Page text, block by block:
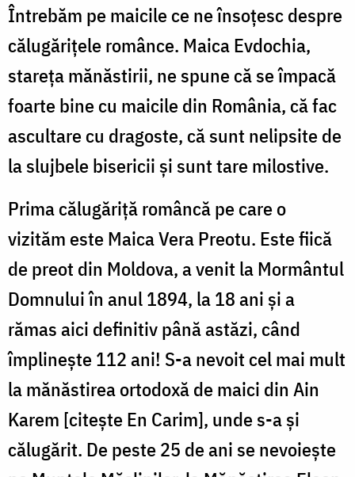
Întrebăm pe maicile ce ne însoțesc despre
călugărițele românce. Maica Evdochia,
stareța mănăstirii, ne spune că se împacă
foarte bine cu maicile din România, că fac
ascultare cu dragoste, că sunt nelipsite de
la slujbele bisericii și sunt tare milostive.
Prima călugăriță româncă pe care o
vizităm este Maica Vera Preotu. Este fiică
de preot din Moldova, a venit la Mormântul
Domnului în anul 1894, la 18 ani și a
rămas aici definitiv până astăzi, când
împlinește 112 ani! S-a nevoit cel mai mult
la mănăstirea ortodoxă de maici din Ain
Karem [citește En Carim], unde s-a și
călugărit. De peste 25 de ani se nevoiește